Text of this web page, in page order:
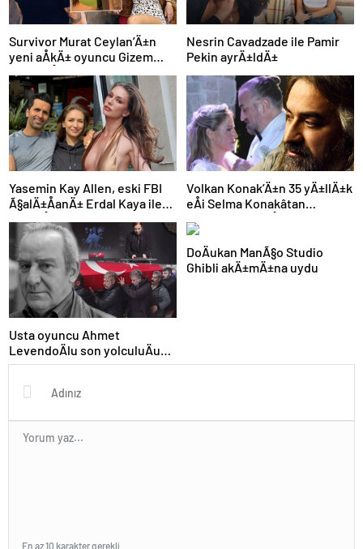
Survivor Murat Ceylan’Ä±n
yeni aÅkÄ± oyuncu Gizem
GÃ¼neÅ Ã§Ä±ktÄ±!
Nesrin Cavadzade ile Pamir
Pekin ayrÄ±ldÄ±
Yasemin Kay Allen, eski FBI
Ã§alÄ±ÅanÄ± Erdal Kaya ile
barÄ±ÅtÄ±!
Volkan Konak’Ä±n 35 yÄ±llÄ±k
eÅi Selma Konakâtan
duygusal paylaÅÄ±m
Usta oyuncu Ahmet
LevendoÄlu son yolculuÄuna
uÄurlandÄ±
DoÄukan ManÃ§o Studio
Ghibli akÄ±mÄ±na uydu
En az 10 karakter gerekli